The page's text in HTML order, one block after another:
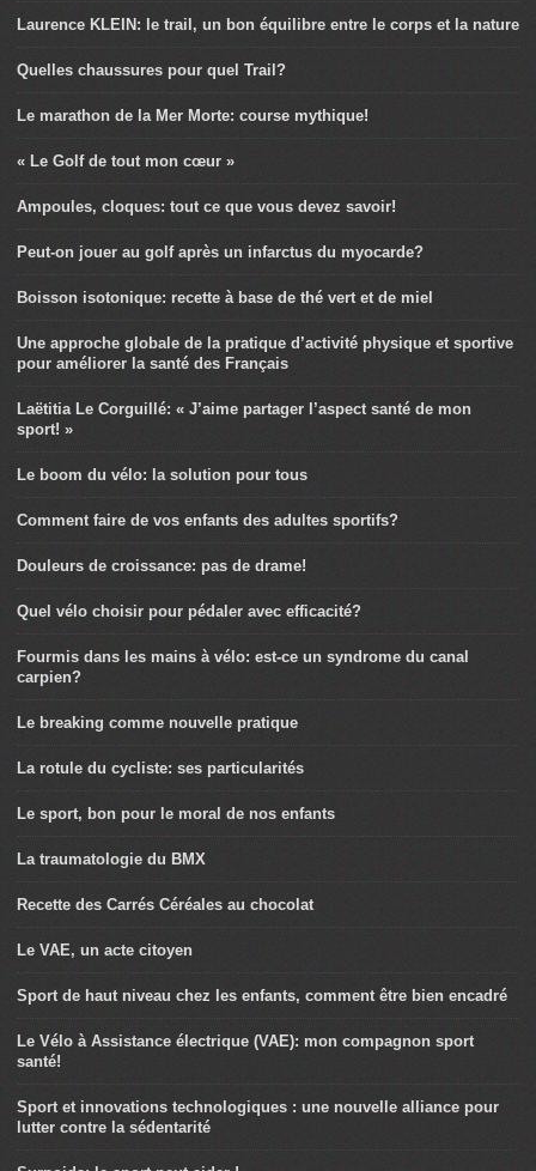
Laurence KLEIN: le trail, un bon équilibre entre le corps et la nature
Quelles chaussures pour quel Trail?
Le marathon de la Mer Morte: course mythique!
« Le Golf de tout mon cœur »
Ampoules, cloques: tout ce que vous devez savoir!
Peut-on jouer au golf après un infarctus du myocarde?
Boisson isotonique: recette à base de thé vert et de miel
Une approche globale de la pratique d’activité physique et sportive
pour améliorer la santé des Français
Laëtitia Le Corguillé: « J’aime partager l’aspect santé de mon
sport! »
Le boom du vélo: la solution pour tous
Comment faire de vos enfants des adultes sportifs?
Douleurs de croissance: pas de drame!
Quel vélo choisir pour pédaler avec efficacité?
Fourmis dans les mains à vélo: est-ce un syndrome du canal
carpien?
Le breaking comme nouvelle pratique
La rotule du cycliste: ses particularités
Le sport, bon pour le moral de nos enfants
La traumatologie du BMX
Recette des Carrés Céréales au chocolat
Le VAE, un acte citoyen
Sport de haut niveau chez les enfants, comment être bien encadré
Le Vélo à Assistance électrique (VAE): mon compagnon sport
santé!
Sport et innovations technologiques : une nouvelle alliance pour
lutter contre la sédentarité